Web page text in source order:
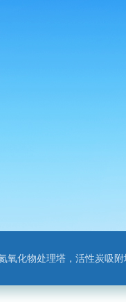
处理塔，活性炭吸附塔，脱硫